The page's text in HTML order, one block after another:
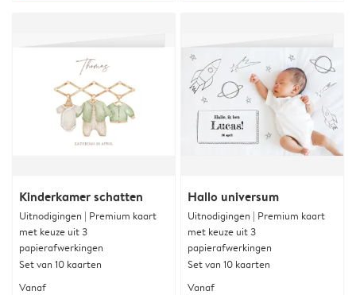
Kinderkamer schatten
Uitnodigingen | Premium kaart
met keuze uit 3
papierafwerkingen
Set van 10 kaarten
Vanaf
Hallo universum
Uitnodigingen | Premium kaart
met keuze uit 3
papierafwerkingen
Set van 10 kaarten
Vanaf